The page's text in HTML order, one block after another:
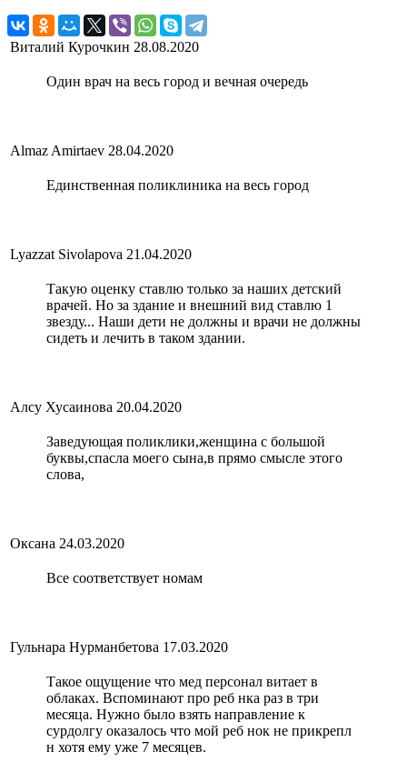
Виталий Курочкин 28.08.2020
Один врач на весь город и вечная очередь
Almaz Amirtaev 28.04.2020
Единственная поликлиника на весь город
Lyazzat Sivolapova 21.04.2020
Такую оценку ставлю только за наших детский
врачей. Но за здание и внешний вид ставлю 1
звезду... Наши дети не должны и врачи не должны
сидеть и лечить в таком здании.
Алсу Хусаинова 20.04.2020
Заведующая поликлики,женщина с большой
буквы,спасла моего сына,в прямо смысле этого
слова,
Оксана 24.03.2020
Все соответствует номам
Гульнара Нурманбетова 17.03.2020
Такое ощущение что мед персонал витает в
облаках. Вспоминают про реб нка раз в три
месяца. Нужно было взять направление к
сурдолгу оказалось что мой реб нок не прикрепл
н хотя ему уже 7 месяцев.